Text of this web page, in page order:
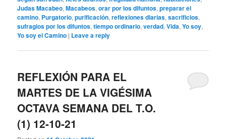
Judas Macabeo,Macabeos,orar por los difuntos,preparar el
camino, Purgatorio,purificación,reflexiones diarias,sacrificios,
sufragios por los difuntos,tiempo ordinario,verdad,Vida,Yo soy,
Yo soy el Camino | Leave a reply
REFLEXIÓN PARA EL
MARTES DE LA VIGÉSIMA
OCTAVA SEMANA DEL T.O.
(1) 12-10-21